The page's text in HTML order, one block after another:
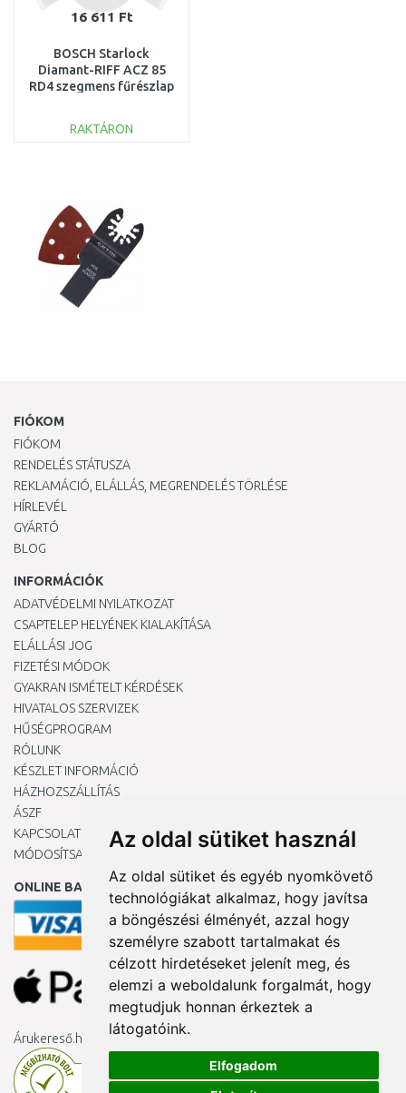
Az oldal sütiket használ
Az oldal sütiket és egyéb nyomkövető
technológiákat alkalmaz, hogy javítsa
a böngészési élményét, azzal hogy
személyre szabott tartalmakat és
célzott hirdetéseket jelenít meg, és
elemzi a weboldalunk forgalmát, hogy
megtudjuk honnan érkeztek a
látogatóink.
Elfogadom
16 611 Ft
BOSCH Starlock
Diamant-RIFF ACZ 85
RD4 szegmens fűrészlap
RAKTÁRON
FIÓKOM
FIÓKOM
RENDELÉS STÁTUSZA
REKLAMÁCIÓ, ELÁLLÁS, MEGRENDELÉS TÖRLÉSE
HÍRLEVÉL
GYÁRTÓ
BLOG
INFORMÁCIÓK
ADATVÉDELMI NYILATKOZAT
CSAPTELEP HELYÉNEK KIALAKÍTÁSA
ELÁLLÁSI JOG
FIZETÉSI MÓDOK
GYAKRAN ISMÉTELT KÉRDÉSEK
HIVATALOS SZERVIZEK
HŰSÉGPROGRAM
RÓLUNK
KÉSZLET INFORMÁCIÓ
HÁZHOZSZÁLLÍTÁS
ÁSZF
KAPCSOLAT
MÓDOSÍTSA A COOKIE-BEÁLLÍTÁSAIMAT
ONLINE BANKKÁRTYÁVAL
Árukereső.hu